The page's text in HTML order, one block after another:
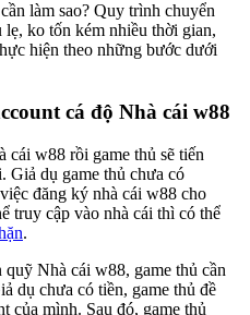
làm sao? Quy trình chuyển
ko tốn kém nhiều thời gian,
hiện theo những bước dưới
cá độ Nhà cái w88
cái w88 rồi game thủ sẽ tiến
Giả dụ game thủ chưa có
đăng ký nhà cái w88 cho
truy cập vào nhà cái thì có thể
.
Nhà cái w88, game thủ cần
dụ chưa có tiền, game thủ đề
của mình. Sau đó, game thủ